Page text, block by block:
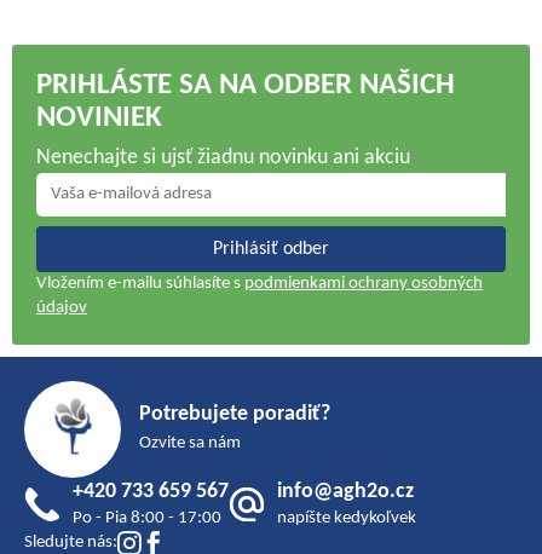
PRIHLÁSTE SA NA ODBER NAŠICH
NOVINIEK
Nenechajte si ujsť žiadnu novinku ani akciu
Prihlásiť odber
Vložením e-mailu súhlasíte s podmienkami ochrany osobných
údajov
Potrebujete poradiť?
Ozvite sa nám
+420 733 659 567
Po - Pia 8:00 - 17:00
info@agh2o.cz
napíšte kedykoľvek
Sledujte nás: